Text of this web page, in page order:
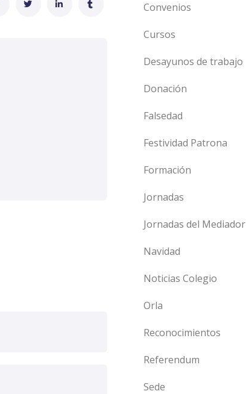
Convenios
Cursos
Desayunos de trabajo
Donación
Falsedad
Festividad Patrona
Formación
Jornadas
Jornadas del Mediador
Navidad
Noticias Colegio
Orla
Reconocimientos
Referendum
Sede